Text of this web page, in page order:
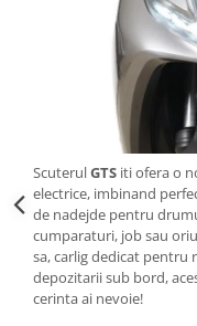
ScuterulGTS iti ofera o
electrice, imbinand
de nadejde pentru
cumparaturi, job sau
sa, carlig dedicat pentru
depozitarii sub bord,
cerinta ai nevoie!